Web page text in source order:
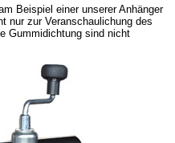
Beispiel einer unserer Anhänger
nur zur Veranschaulichung des
Gummidichtung sind nicht